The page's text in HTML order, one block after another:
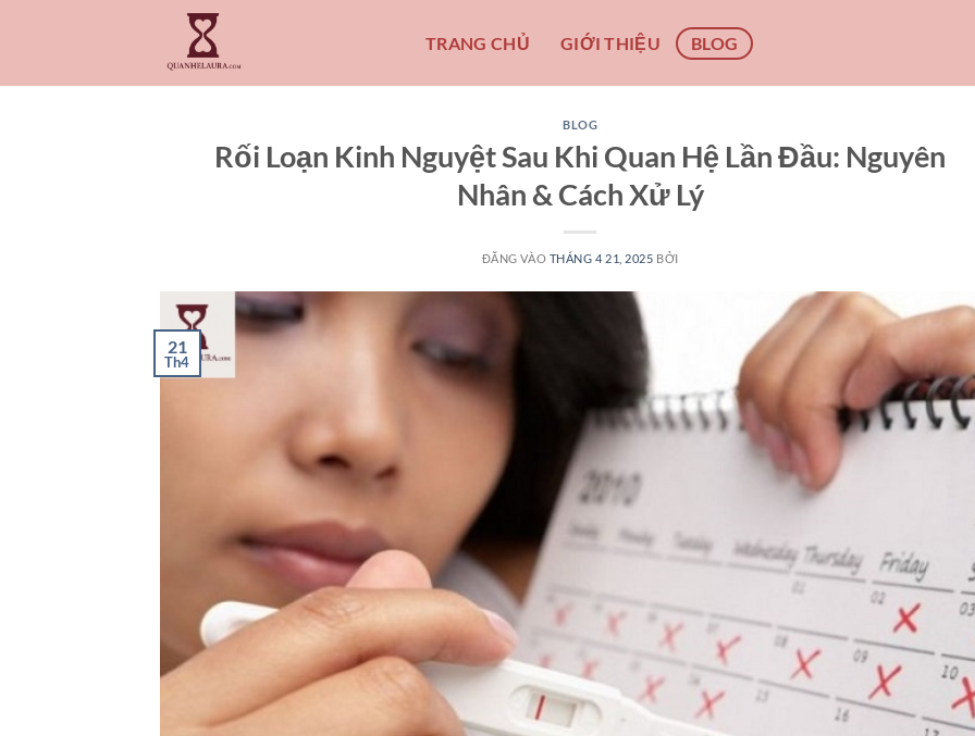
TRANG CHỦ GIỚI THIỆU BLOG
BLOG
Rối Loạn Kinh Nguyệt Sau Khi Quan Hệ Lần Đầu: Nguyên
Nhân & Cách Xử Lý
ĐĂNG VÀO THÁNG 4 21, 2025 BỞI
21
Th4